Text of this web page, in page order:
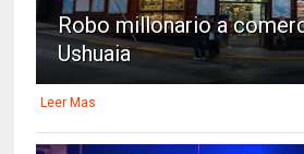
Robo millonario a
Ushuaia
Leer Mas